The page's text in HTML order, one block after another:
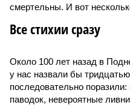
смертельны. И вот
Все стихии сразу
Около 100 лет назад в
у нас назвали бы
последовательно
паводок, невероятные